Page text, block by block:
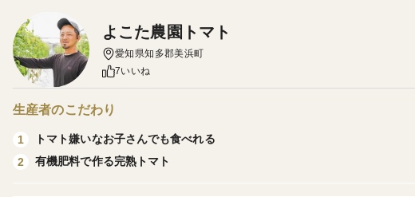
よこた農園トマト
愛知県知多郡美浜町
7いいね
生産者のこだわり
1
トマト嫌いなお子さんでも食べれる
2
有機肥料で作る完熟トマト